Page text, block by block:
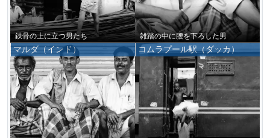
鉄骨の上に立つ男たち 雑踏の中に腰を下ろした男
マルダ（インド） コムラプール駅（ダッカ）